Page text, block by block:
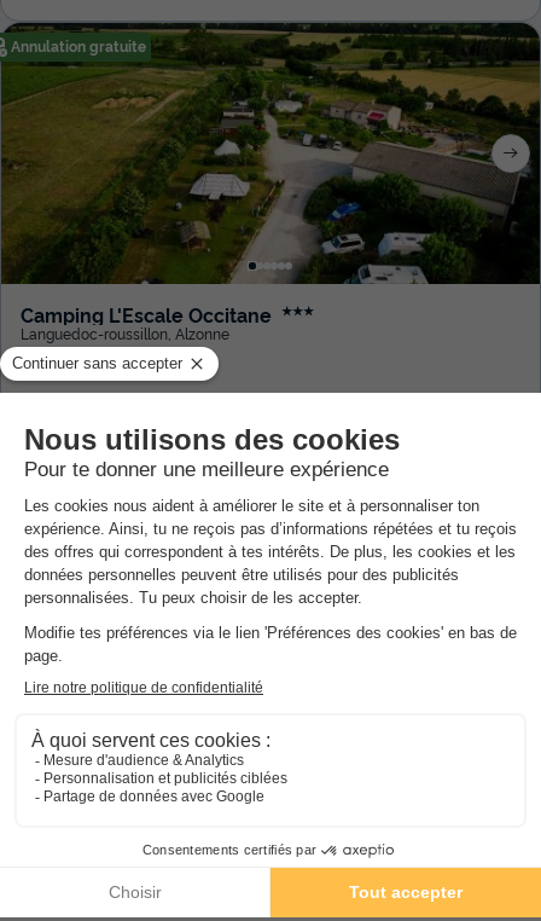
Annulation gratuite
Camping L'Escale Occitane ★★★
Languedoc-roussillon Alzonne
9.5 Exceptionnel
Présentation de Camping Les
Nysades
Description, Accès, Points d’intérêts, Aux alentours
LesPlusde l'établissement
proche de la cité médiéval 10 mn à pied
Proximité immédiate d'une ville célèbre